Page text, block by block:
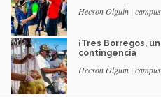
Hecson Olguín |
¡Tres Borregos,
contingencia
Hecson Olguín |